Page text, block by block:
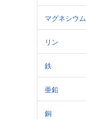
マグネシウム
リン
鉄
亜鉛
銅